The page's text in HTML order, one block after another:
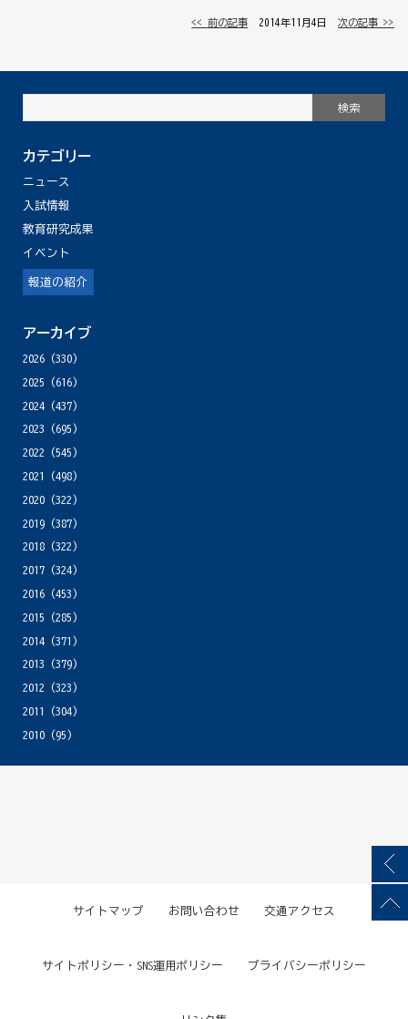
<< 前の記事 │ 2014年11月4日 │次の記事 >>
カテゴリー
ニュース
入試情報
教育研究成果
イベント
報道の紹介
アーカイブ
2026(330)
2025 (616)
2024(437)
2023 (695)
2022 (545)
2021
(498)
2020(322)
2019(387)
2018(322)
2017(324)
2016(453)
2015 (285)
2014(371)
2013 (379)
2012 (323)
2011
(304)
2010(95)
サイトマップ お問い合わせ 交通アクセス
サイトポリシー・SNS運用ポリシー プライバシーポリシー